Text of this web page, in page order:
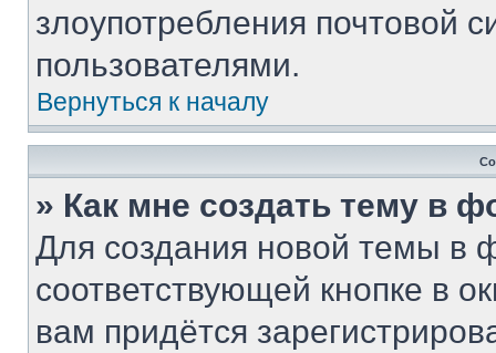
злоупотребления почтовой
пользователями.
Вернуться к началу
» Как мне создать тему в
Для создания новой темы в
соответствующей кнопке в
вам придётся